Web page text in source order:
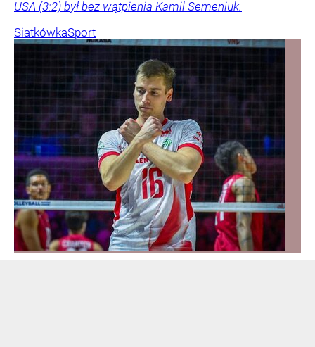
USA (3:2) był bez wątpienia Kamil Semeniuk.
SiatkówkaSport